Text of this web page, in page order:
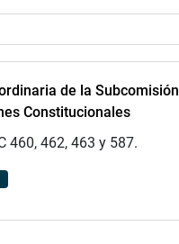
de la Subcomisión
Constitucionales
460, 462, 463 y 587.